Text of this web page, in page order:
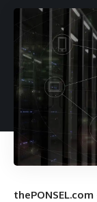
thePONSEL.com